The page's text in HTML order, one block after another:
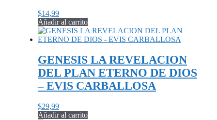
$14,99
Añadir al carrito
GENESIS LA REVELACION
DEL PLAN ETERNO DE DIOS
– EVIS CARBALLOSA
$29,99
Añadir al carrito